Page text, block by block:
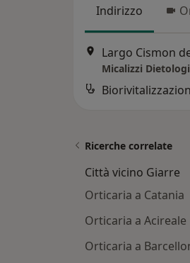
Indirizzo
Largo Cismon
Micalizzi
Ricerche correlate
Città vicino Giarre
Orticaria a Catania
Orticaria a Acireale
Orticaria a